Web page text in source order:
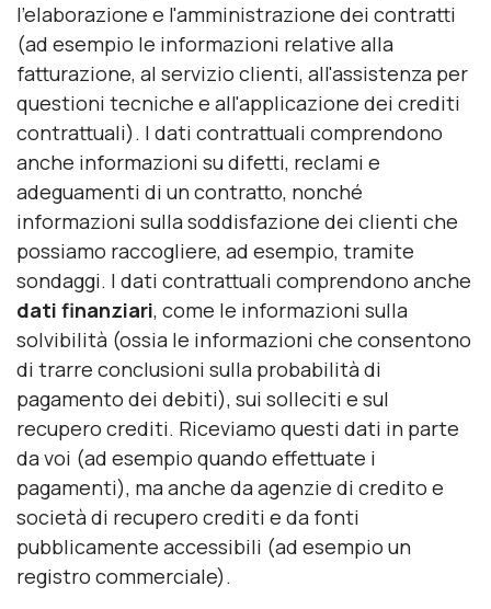
l'elaborazione e l'amministrazione dei contratti
(ad esempio le informazioni relative alla
fatturazione, al servizio clienti, all'assistenza per
questioni tecniche e all'applicazione dei crediti
contrattuali). I dati contrattuali comprendono
anche informazioni su difetti, reclami e
adeguamenti di un contratto, nonché
informazioni sulla soddisfazione dei clienti che
possiamo raccogliere, ad esempio, tramite
sondaggi. I dati contrattuali comprendono anche
dati finanziari, come le informazioni sulla
solvibilità (ossia le informazioni che consentono
di trarre conclusioni sulla probabilità di
pagamento dei debiti), sui solleciti e sul
recupero crediti. Riceviamo questi dati in parte
da voi (ad esempio quando effettuate i
pagamenti), ma anche da agenzie di credito e
società di recupero crediti e da fonti
pubblicamente accessibili (ad esempio un
registro commerciale).